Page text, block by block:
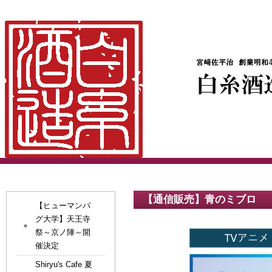
【通信販売】青のミブロ
【ヒューマンバ
グ大学】天王寺
祭～京ノ陣～開
催決定
Shiryu's Cafe 夏